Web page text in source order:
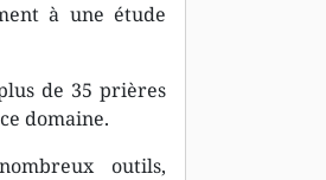
à une étude
de 35 prières
domaine.
outils,